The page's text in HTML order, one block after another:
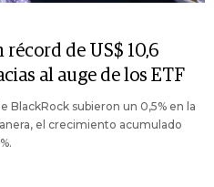
de US$ 10,6
al auge de los ETF
BlackRock subieron un 0,5% en la
el crecimiento acumulado